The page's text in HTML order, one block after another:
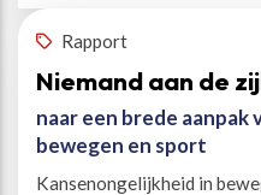
Rapport
Niemand aan de
naar een brede aanpak
bewegen en sport
Kansenongelijkheid in